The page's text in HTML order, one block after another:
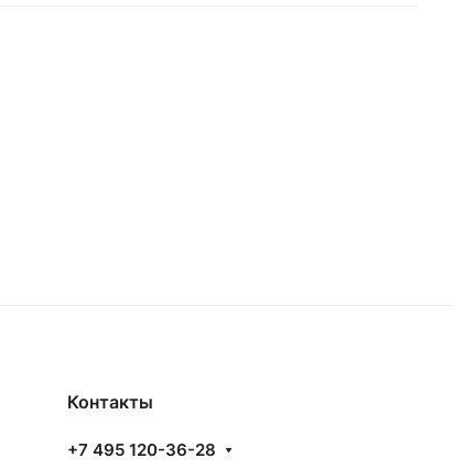
Контакты
+7 495 120-36-28